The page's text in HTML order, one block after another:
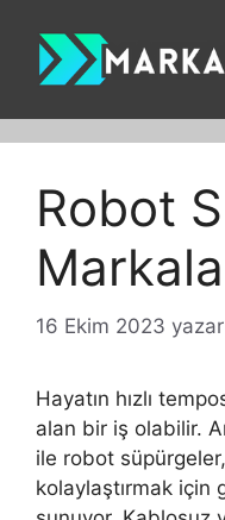
Robot
16 Ekim 2023 yazar
Hayatın hızlı
alan bir iş olabilir.
ile robot
kolaylaştırmak için